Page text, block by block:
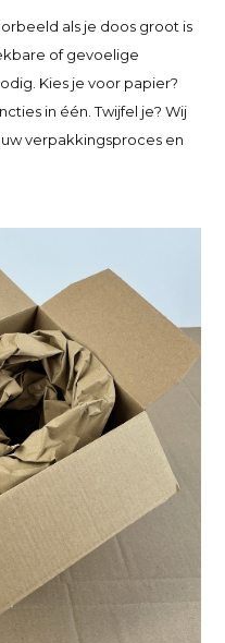
als je doos groot is
of gevoelige
Kies je voor papier?
in één. Twijfel je? Wij
verpakkingsproces en